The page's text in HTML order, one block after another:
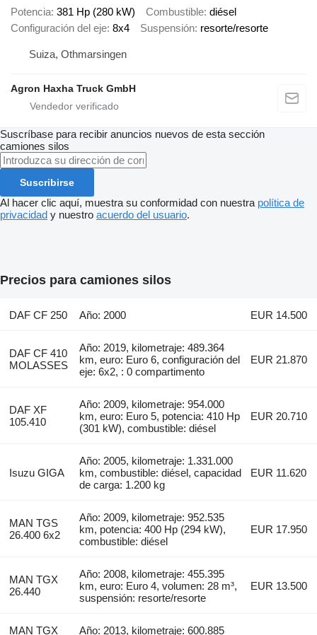
Potencia 381 Hp (280 kW) Combustible diésel
Configuración del eje 8x4 Suspensión resorte/resorte
Suiza, Othmarsingen
Agron Haxha Truck GmbH
Suscríbase para recibir anuncios nuevos de esta sección
camiones silos
Suscribirse
Al hacer clic aquí, muestra su conformidad con nuestra política de
privacidad y nuestro acuerdo del usuario.
Precios para camiones silos
DAF CF 250 Año: 2000 EUR 14.500
DAF CF 410
MOLASSES
Año: 2019, kilometraje: 489.364
km, euro: Euro 6, configuración del
eje: 6x2, : 0 compartimento
EUR 21.870
DAF XF
105.410
Año: 2009, kilometraje: 954.000
km, euro: Euro 5, potencia: 410 Hp
(301 kW), combustible: diésel
EUR 20.710
Isuzu GIGA
Año: 2005, kilometraje: 1.331.000
km, combustible: diésel, capacidad
de carga: 1.200 kg
EUR 11.620
MAN TGS
26.400 6x2
Año: 2009, kilometraje: 952.535
km, potencia: 400 Hp (294 kW),
combustible: diésel
EUR 17.950
MAN TGX
26.440
Año: 2008, kilometraje: 455.395
km, euro: Euro 4, volumen: 28 m³,
suspensión: resorte/resorte
EUR 13.500
MAN TGX
Año: 2013, kilometraje: 600.885